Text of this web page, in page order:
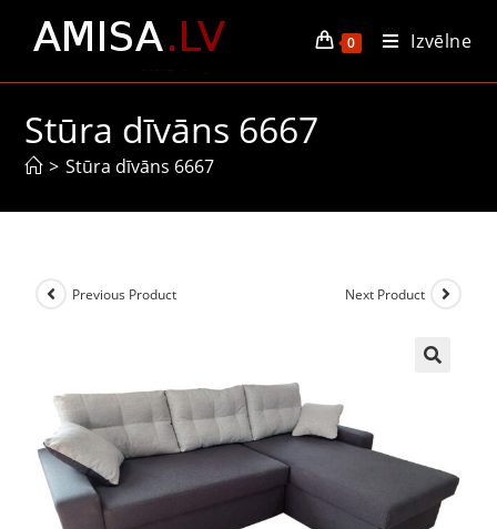
0 Izvēlne
Stūra dīvāns 6667
> Stūra dīvāns 6667
Previous Product Next Product